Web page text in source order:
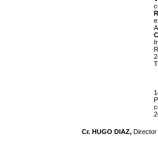
Cr. HUGO DIAZ, Director